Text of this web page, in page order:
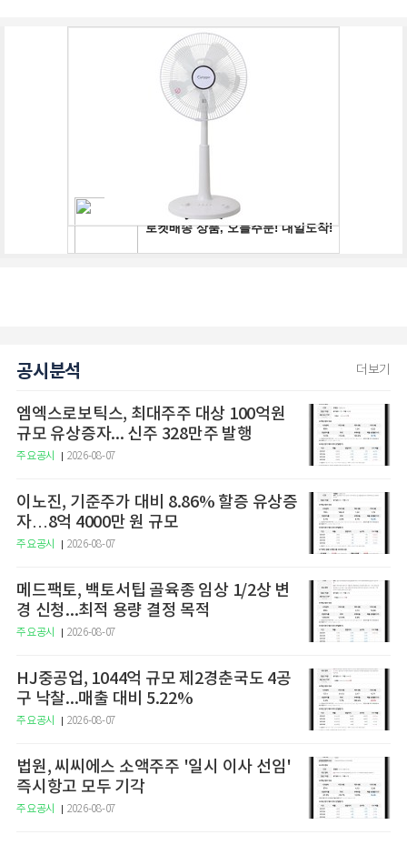
공시분석 더보기
엠엑스로보틱스, 최대주주 대상 100억원
규모 유상증자... 신주 328만주 발행
주요공시 2026-08-07
이노진, 기준주가 대비 8.86% 할증 유상증
자…8억 4000만 원 규모
주요공시 2026-08-07
메드팩토, 백토서팁 골육종 임상 1/2상 변
경 신청...최적 용량 결정 목적
주요공시 2026-08-07
HJ중공업, 1044억 규모 제2경춘국도 4공
구 낙찰...매출 대비 5.22%
주요공시 2026-08-07
법원, 씨씨에스 소액주주 '일시 이사 선임'
즉시항고 모두 기각
주요공시 2026-08-07